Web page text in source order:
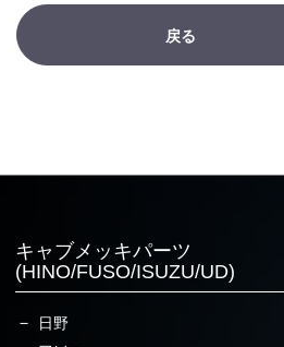
戻る
キャブメッキパーツ
(HINO/FUSO/ISUZU/UD)
日野